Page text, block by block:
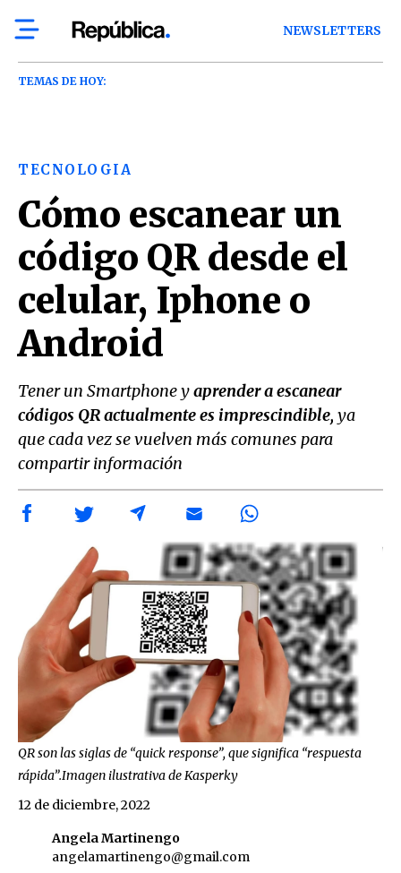
NEWSLETTERS
TEMAS DE HOY:
TECNOLOGIA
Cómo escanear un
código QR desde el
celular, Iphone o
Android
Tener un Smartphone yaprender a escanear
códigos QR actualmente es imprescindible, ya
que cada vez se vuelven más comunes para
compartir información
QR son las siglas de “quick response”, que significa “respuesta
rápida”.Imagen ilustrativa de Kasperky
Angela Martinengo
angelamartinengo@gmail.com
12 de diciembre, 2022